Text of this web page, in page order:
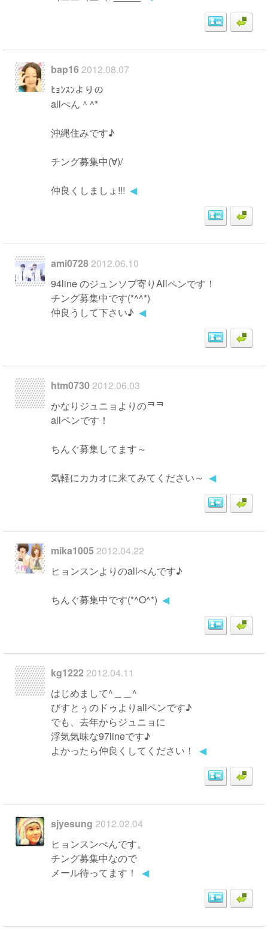
bap162012.08.07
ﾋｮﾝｽﾝよりの
allぺん＾^*
沖縄住みです♪
チング募集中(∀)/
仲良くしましょ!!! ◀
ami07282012.06.10
94line のジュンソプ寄りAllペンです！
チング募集中です(*^^*)
仲良うして下さい♪ ◀
htm07302012.06.03
かなりジュニョよりのᄏᄏ
allペンです！
ちんぐ募集してます～
気軽にカカオに来てみてください～ ◀
mika1005 2012.04.22
ヒョンスンよりのallぺんです♪
ちんぐ募集中です(*^O^*) ◀
kg1222 2012.04.11
はじめまして^＿＿^
びすとぅのドゥよりallペンです♪
でも、去年からジュニョに
浮気気味な97lineです♪
よかったら仲良くしてください！
◀
sjyesung 2012.02.04
ヒョンスンぺんです。
チング募集中なので
メール待ってます！
◀